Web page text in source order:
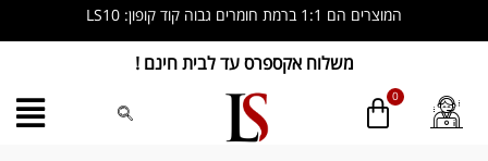
לתוכן
המוצרים הם 1:1 ברמת חומרים גבוה קוד קופון: LS10
משלוח אקספרס עד לבית חינם !